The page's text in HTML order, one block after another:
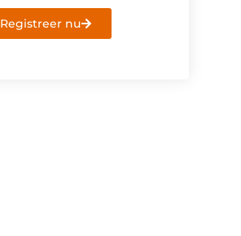
Registreer nu